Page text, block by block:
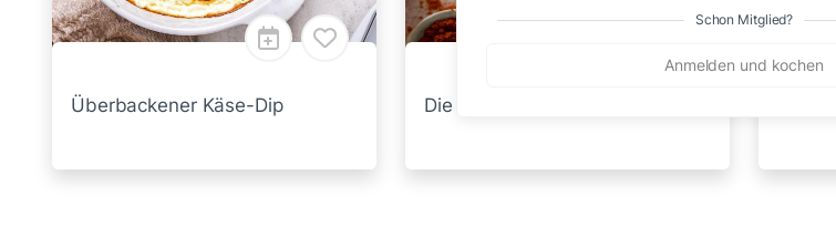
Schon Mitglied?
Anmelden und kochen
Überbackener Käse-Dip Die beste Soße für alles